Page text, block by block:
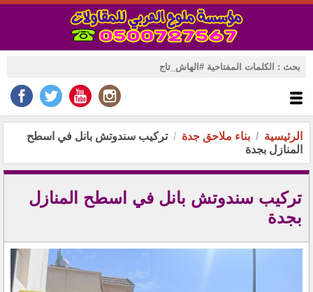
الرئيسية بناء ملاحق جدة
تركيب سندوتش بانل في اسطح
المنازل بجدة
تركيب سندوتش بانل في اسطح المنازل
بجدة